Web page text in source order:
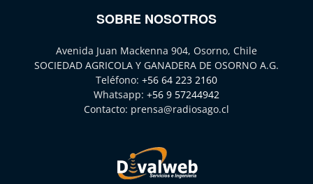
SOBRE NOSOTROS
Avenida Juan Mackenna 904, Osorno, Chile
SOCIEDAD AGRICOLA Y GANADERA DE OSORNO A.G.
Teléfono: +56 64 223 2160
Whatsapp: +56 9 57244942
Contacto: prensa@radiosago.cl